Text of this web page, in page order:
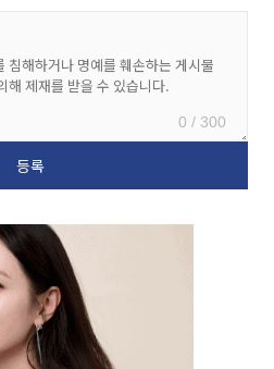
0 / 300